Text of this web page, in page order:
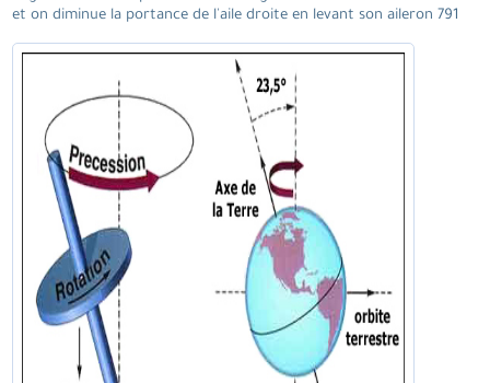
et on diminue la portance de l'aile droite en levant son aileron 791